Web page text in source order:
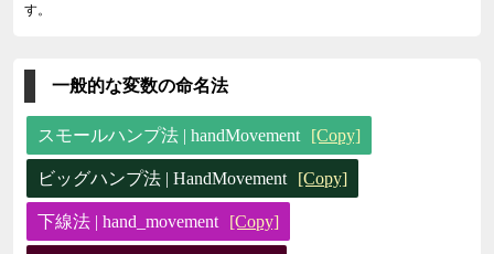
す。
一般的な変数の命名法
スモールハンプ法 | handMovement [Copy]
ビッグハンプ法 | HandMovement [Copy]
下線法 | hand_movement [Copy]